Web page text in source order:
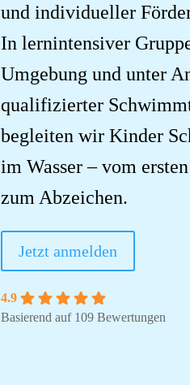
und individueller
In lernintensiver
Umgebung und unter
qualifizierter
begleiten wir Kinder
im Wasser – vom
zum Abzeichen.
Jetzt anmelden
4.9
Basierend auf 109 Bewertungen